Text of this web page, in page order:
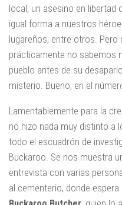
local, un asesino en libertad
igual forma a nuestros
lugareños, entre otros. Pero
prácticamente no sabemos
pueblo antes de su
misterio. Bueno, en el
Lamentablemente para la
no hizo nada muy distinto a
todo el escuadrón de
Buckaroo. Se nos muestra
entrevista con varias
al cementerio, donde